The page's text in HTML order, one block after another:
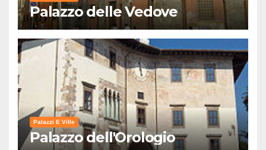
Palazzo delle Vedove
Palazzi E Ville
Palazzo dell'Orologio